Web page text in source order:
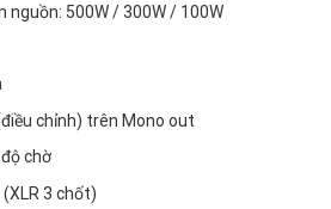
nguồn: 500W / 300W / 100W
chỉnh) trên Mono out
chờ
3 chốt)